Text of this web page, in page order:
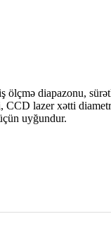
ölçmə diapazonu,
CCD lazer xətti
uyğundur.